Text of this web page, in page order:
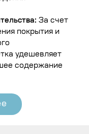
За счет
покрытия и
удешевляет
содержание